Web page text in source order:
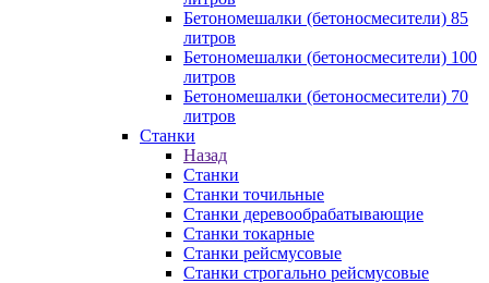
Бетономешалки (бетоносмесители) 85
литров
Бетономешалки (бетоносмесители) 100
литров
Бетономешалки (бетоносмесители) 70
литров
Станки
Назад
Станки
Станки точильные
Станки деревообрабатывающие
Станки токарные
Станки рейсмусовые
Станки строгально рейсмусовые